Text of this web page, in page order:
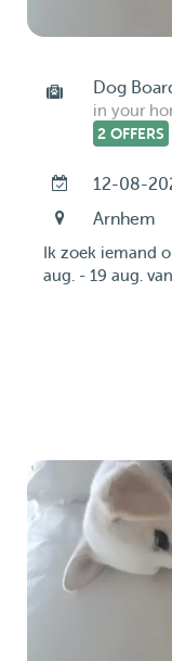
Dog
in your
2 OFFERS
12-08-
Arnhem
Ik zoek iemand
aug. - 19 aug.